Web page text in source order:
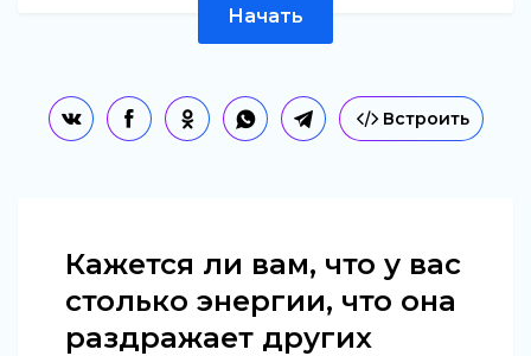
Начать
Встроить
Кажется ли вам, что у вас
столько энергии, что она
раздражает других